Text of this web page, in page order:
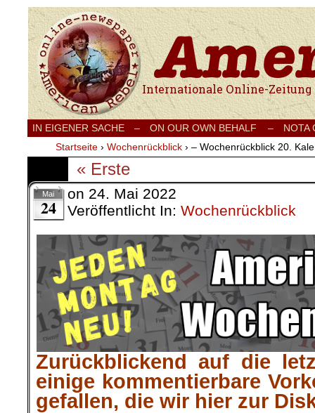
Internationale Onlinezeitung für Frieden,
IN EIGENER SACHE – ON OUR OWN BEHALF –
NOTA
Startseite › Wochenrückblick › – Wochenrückblick 20.
« Erste
Mai
24
on 24. Mai 2022
Veröffentlicht In: Wochenrückblick
Zurückblickend auf die
einige kommentierbare
gefallen, die wir hier zur